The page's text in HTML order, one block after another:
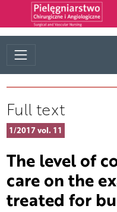
Full text
1/2017 vol. 11
The level of
care on the
treated for